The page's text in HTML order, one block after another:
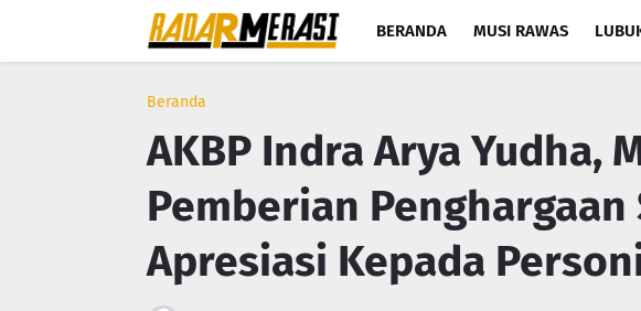
BERANDA MUSI RAWAS
Beranda
AKBP Indra Arya Yudha,
Pemberian
Apresiasi Kepada